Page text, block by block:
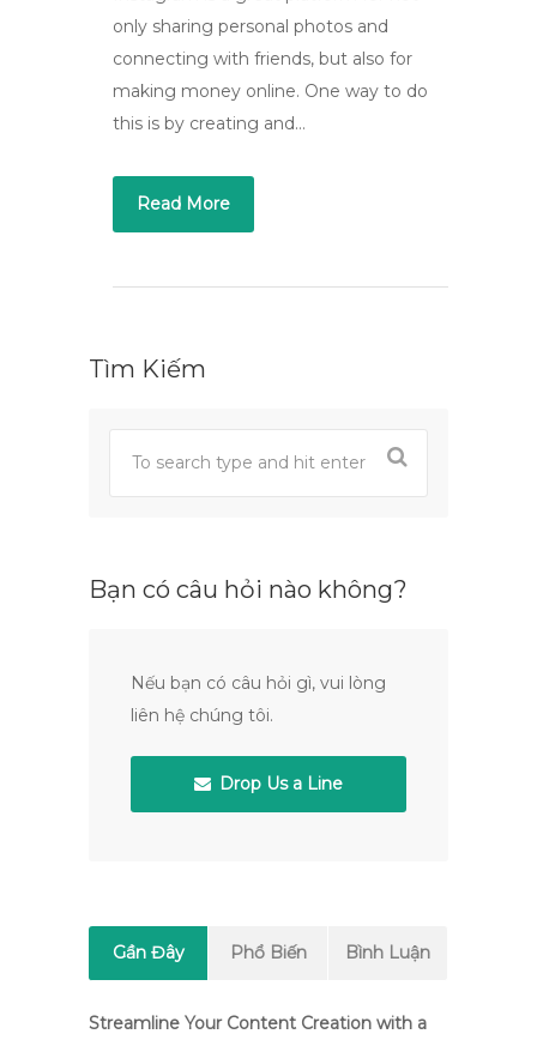
only sharing personal photos and
connecting with friends, but also for
making money online. One way to do
this is by creating and…
Read More
Tìm Kiếm
Bạn có câu hỏi nào không?
Nếu bạn có câu hỏi gì, vui lòng
liên hệ chúng tôi.
Drop Us a Line
Gần Đây Phổ Biến Bình Luận
Streamline Your Content Creation with a